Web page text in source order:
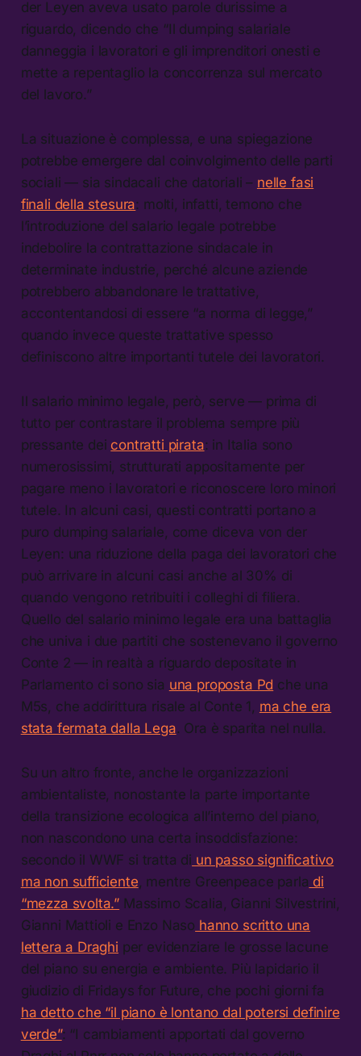
der Leyen aveva usato parole durissime a
riguardo, dicendo che “Il dumping salariale
danneggia i lavoratori e gli imprenditori onesti e
mette a repentaglio la concorrenza sul mercato
del lavoro.”
La situazione è complessa, e una spiegazione
potrebbe emergere dal coinvolgimento delle parti
sociali — sia sindacali che datoriali – nelle fasi
finali della stesura: molti, infatti, temono che
l’introduzione del salario legale potrebbe
indebolire la contrattazione sindacale in
determinate industrie, perché alcune aziende
potrebbero abbandonare le trattative,
accontentandosi di essere “a norma di legge,”
quando invece queste trattative spesso
definiscono altre importanti tutele dei lavoratori.
Il salario minimo legale, però, serve — prima di
tutto per contrastare il problema sempre più
pressante dei contratti pirata: in Italia sono
numerosissimi, strutturati appositamente per
pagare meno i lavoratori e riconoscere loro minori
tutele. In alcuni casi, questi contratti portano a
puro dumping salariale, come diceva von der
Leyen: una riduzione della paga dei lavoratori che
può arrivare in alcuni casi anche al 30% di
quando vengono retribuiti i colleghi di filiera.
Quello del salario minimo legale era una battaglia
che univa i due partiti che sostenevano il governo
Conte 2 — in realtà a riguardo depositate in
Parlamento ci sono sia una proposta Pd che una
M5s, che addirittura risale al Conte 1, ma che era
stata fermata dalla Lega. Ora è sparita nel nulla.
Su un altro fronte, anche le organizzazioni
ambientaliste, nonostante la parte importante
della transizione ecologica all’interno del piano,
non nascondono una certa insoddisfazione:
secondo il WWF si tratta di un passo significativo
ma non sufficiente, mentre Greenpeace parla di
“mezza svolta.” Massimo Scalia, Gianni Silvestrini,
Gianni Mattioli e Enzo Naso hanno scritto una
lettera a Draghi per evidenziare le grosse lacune
del piano su energia e ambiente. Più lapidario il
giudizio di Fridays for Future, che pochi giorni fa
ha detto che “il piano è lontano dal potersi definire
verde”: “I cambiamenti apportati dal governo